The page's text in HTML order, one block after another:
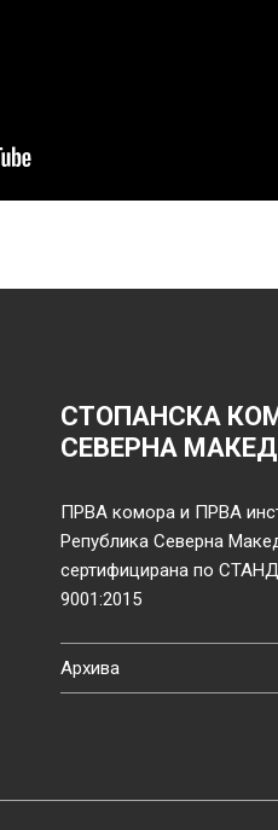
СТОПАНСКА
СЕВЕРНА
ПРВА комора и ПРВА
Република Северна
сертифицирана по
9001:2015
Архива